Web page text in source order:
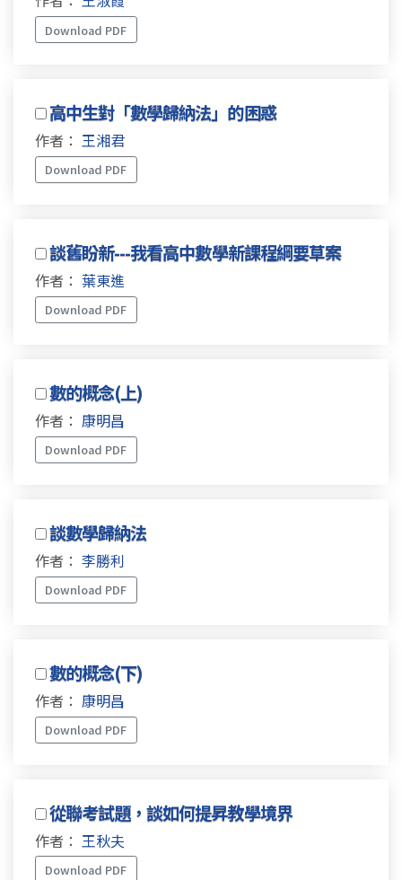
Download PDF
高中生對「數學歸納法」的困惑
作者： 王湘君
Download PDF
談舊盼新---我看高中數學新課程綱要草案
作者： 葉東進
Download PDF
數的概念(上)
作者： 康明昌
Download PDF
談數學歸納法
作者： 李勝利
Download PDF
數的概念(下)
作者： 康明昌
Download PDF
從聯考試題，談如何提昇教學境界
作者： 王秋夫
Download PDF